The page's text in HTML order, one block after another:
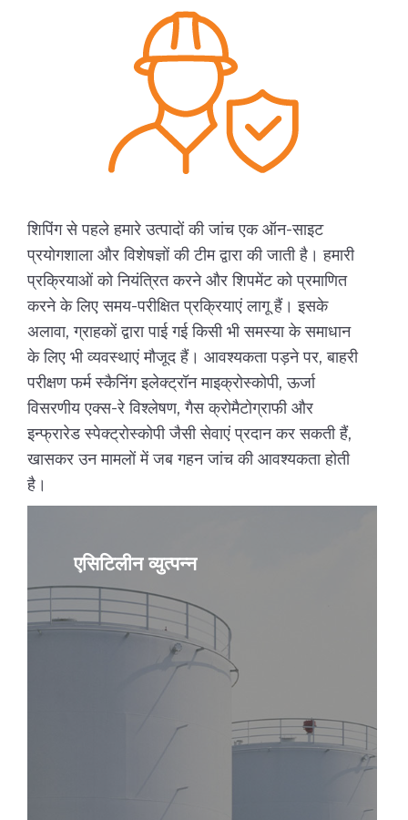
शिपिंग से पहले हमारे उत्पादों की जांच एक ऑन-साइट
प्रयोगशाला और विशेषज्ञों की टीम द्वारा की जाती है। हमारी
प्रक्रियाओं को नियंत्रित करने और शिपमेंट को प्रमाणित
करने के लिए समय-परीक्षित प्रक्रियाएं लागू हैं। इसके
अलावा, ग्राहकों द्वारा पाई गई किसी भी समस्या के समाधान
के लिए भी व्यवस्थाएं मौजूद हैं। आवश्यकता पड़ने पर, बाहरी
परीक्षण फर्म स्कैनिंग इलेक्ट्रॉन माइक्रोस्कोपी, ऊर्जा
विसरणीय एक्स-रे विश्लेषण, गैस क्रोमैटोग्राफी और
इन्फ्रारेड स्पेक्ट्रोस्कोपी जैसी सेवाएं प्रदान कर सकती हैं,
खासकर उन मामलों में जब गहन जांच की आवश्यकता होती
है।
एसिटिलीन व्युत्पन्न